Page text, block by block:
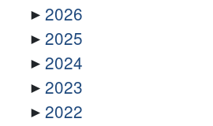
2026
2025
2024
2023
2022